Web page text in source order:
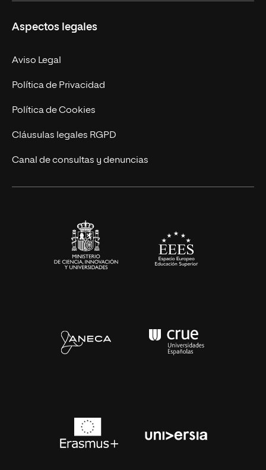
Doctorados
Experto Universitario
Postgrados
Cursos Universitarios
Facultades
Nuestro Equipo
Trabaja en UNIR
Actualidad
UNIR Revista
Eventos
Aspectos legales
Aviso Legal
Política de Privacidad
Política de Cookies
Cláusulas legales RGPD
Canal de consultas y denuncias